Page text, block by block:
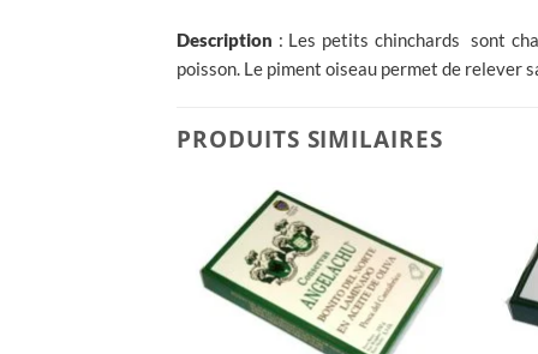
Description : Les petits chinchards sont
poisson. Le piment oiseau permet de relever
PRODUITS SIMILAIRES